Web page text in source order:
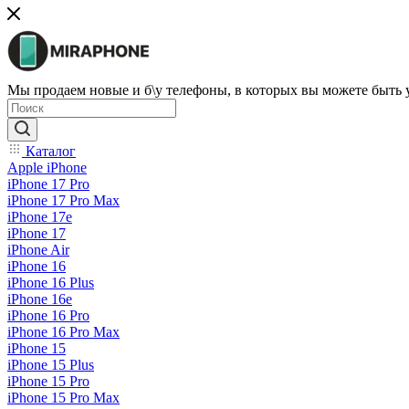
Мы продаем новые и б\у телефоны, в которых вы можете быть
Каталог
Apple iPhone
iPhone 17 Pro
iPhone 17 Pro Max
iPhone 17e
iPhone 17
iPhone Air
iPhone 16
iPhone 16 Plus
iPhone 16e
iPhone 16 Pro
iPhone 16 Pro Max
iPhone 15
iPhone 15 Plus
iPhone 15 Pro
iPhone 15 Pro Max